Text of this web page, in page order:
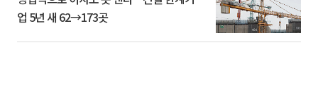
업 5년 새 62→173곳